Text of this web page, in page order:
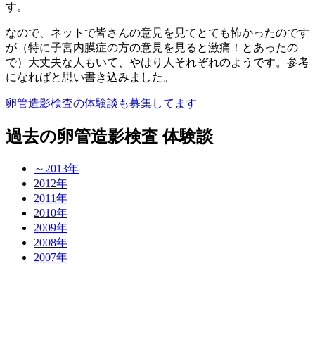
す。
なので、ネットで皆さんの意見を見てとても怖かったのです
が（特に子宮内膜症の方の意見を見ると激痛！とあったの
で）大丈夫な人もいて、やはり人それぞれのようです。参考
になればと思い書き込みました。
卵管造影検査の体験談も募集してます
過去の卵管造影検査 体験談
～2013年
2012年
2011年
2010年
2009年
2008年
2007年